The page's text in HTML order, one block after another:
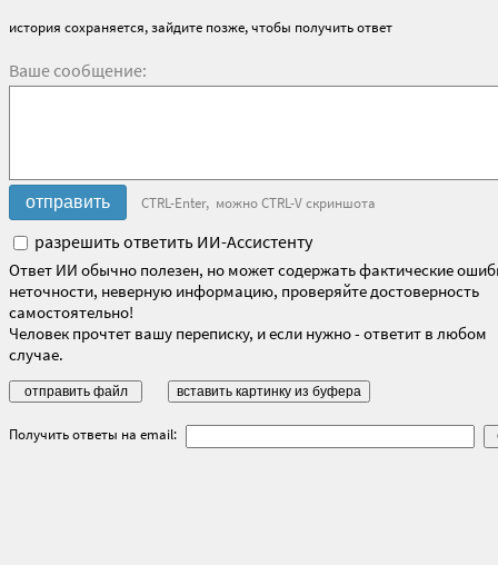
история сохраняется, зайдите позже, чтобы получить ответ
Ваше сообщение:
CTRL-Enter, можно CTRL-V скриншота
разрешить ответить ИИ-Ассистенту
Ответ ИИ обычно полезен, но может содержать фактические
неточности, неверную информацию, проверяйте достоверность
самостоятельно!
Человек прочтет вашу переписку, и если нужно - ответит в любом
случае.
Получить ответы на email: